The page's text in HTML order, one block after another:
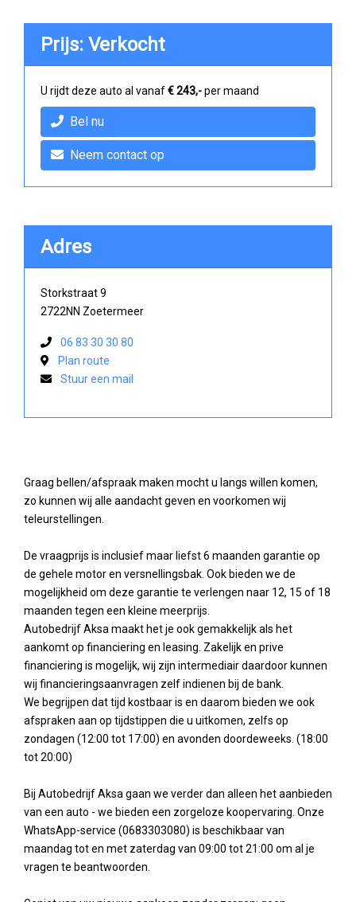
Graag bellen/afspraak maken mocht u langs willen komen,
zo kunnen wij alle aandacht geven en voorkomen wij
teleurstellingen.
De vraagprijs is inclusief maar liefst 6 maanden garantie op
de gehele motor en versnellingsbak. Ook bieden we de
mogelijkheid om deze garantie te verlengen naar 12, 15 of 18
maanden tegen een kleine meerprijs.
Autobedrijf Aksa maakt het je ook gemakkelijk als het
aankomt op financiering en leasing. Zakelijk en prive
financiering is mogelijk, wij zijn intermediair daardoor kunnen
wij financieringsaanvragen zelf indienen bij de bank.
We begrijpen dat tijd kostbaar is en daarom bieden we ook
afspraken aan op tijdstippen die u uitkomen, zelfs op
zondagen (12:00 tot 17:00) en avonden doordeweeks. (18:00
tot 20:00)
Bij Autobedrijf Aksa gaan we verder dan alleen het aanbieden
van een auto - we bieden een zorgeloze koopervaring. Onze
WhatsApp-service (0683303080) is beschikbaar van
maandag tot en met zaterdag van 09:00 tot 21:00 om al je
vragen te beantwoorden.
Prijs: Verkocht
U rijdt deze auto al vanaf€ 243,-per maand
Bel nu
Neem contact op
Adres
Storkstraat 9
2722NN Zoetermeer
06 83 30 30 80
Plan route
Stuur een mail